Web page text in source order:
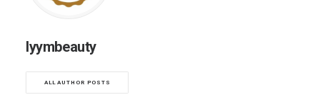
lyymbeauty
ALL AUTHOR POSTS